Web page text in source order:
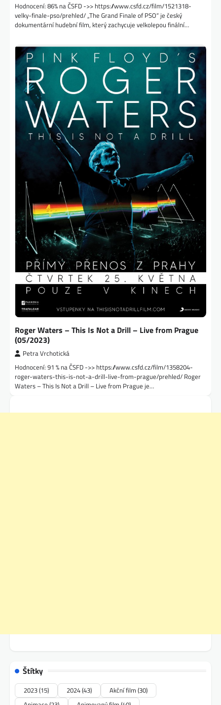
Hodnocení: 86% na ČSFD ->> https://www.csfd.cz/film/1521318-
velky-finale-pso/prehled/ „The Grand Finale of PSO“ je český
dokumentární hudební film, který zachycuje velkolepou finální…
Roger Waters – This Is Not a Drill – Live from Prague
(05/2023)
Petra Vrchotická
Hodnocení: 91 % na ČSFD ->> https://www.csfd.cz/film/1358204-
roger-waters-this-is-not-a-drill-live-from-prague/prehled/ Roger
Waters – This Is Not a Drill – Live from Prague je…
Štítky
2023(15) 2024(43) Akční film (30)